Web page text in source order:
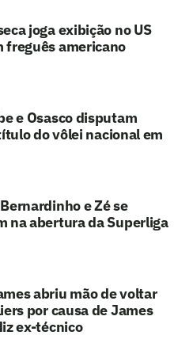
joga exibição no US
freguês americano
e Osasco disputam
do vôlei nacional em
e Zé se
na abertura da Superliga
abriu mão de voltar
por causa de James
ex-técnico